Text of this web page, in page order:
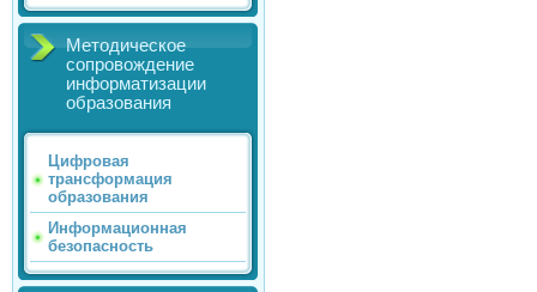
Методическое
сопровождение
информатизации
образования
Цифровая
трансформация
образования
Информационная
безопасность